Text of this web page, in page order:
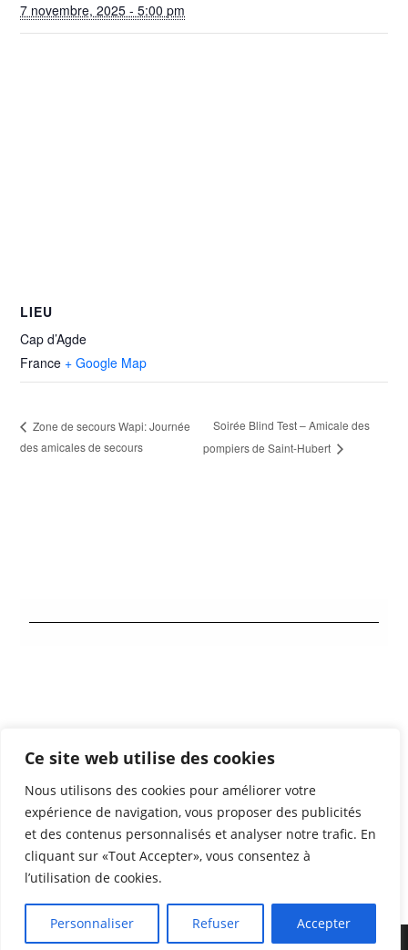
Ce site web utilise des cookies
Nous utilisons des cookies pour améliorer votre
expérience de navigation, vous proposer des publicités
et des contenus personnalisés et analyser notre trafic. En
cliquant sur «Tout Accepter», vous consentez à
l’utilisation de cookies.
Personnaliser Refuser Accepter
7 novembre, 2025 - 5:00 pm
LIEU
Cap d’Agde
France + Google Map
Zone de secours Wapi: Journée
des amicales de secours
Soirée Blind Test – Amicale des
pompiers de Saint-Hubert
Mentions légales
Partenaires
Copyright 2026 - FRCSPB